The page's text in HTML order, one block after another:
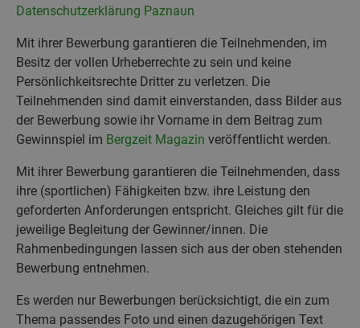
Datenschutzerklärung Paznaun
Mit ihrer Bewerbung garantieren die Teilnehmenden, im
Besitz der vollen Urheberrechte zu sein und keine
Persönlichkeitsrechte Dritter zu verletzen. Die
Teilnehmenden sind damit einverstanden, dass Bilder aus
der Bewerbung sowie ihr Vorname in dem Beitrag zum
Gewinnspiel im Bergzeit Magazin veröffentlicht werden.
Mit ihrer Bewerbung garantieren die Teilnehmenden, dass
ihre (sportlichen) Fähigkeiten bzw. ihre Leistung den
geforderten Anforderungen entspricht. Gleiches gilt für die
jeweilige Begleitung der Gewinner/innen. Die
Rahmenbedingungen lassen sich aus der oben stehenden
Bewerbung entnehmen.
Es werden nur Bewerbungen berücksichtigt, die ein zum
Thema passendes Foto und einen dazugehörigen Text